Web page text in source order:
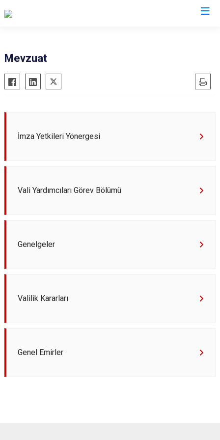
Mevzuat
İmza Yetkileri Yönergesi
Vali Yardımcıları Görev Bölümü
Genelgeler
Valilik Kararları
Genel Emirler